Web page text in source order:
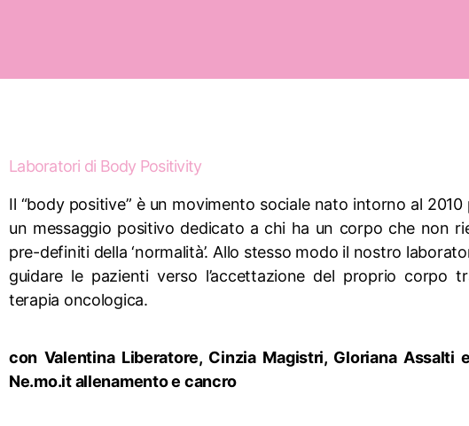
Laboratori di Body Positivity
Il “body positive” è un movimento sociale nato intorno al
un messaggio positivo dedicato a chi ha un corpo che non
pre-definiti della ‘normalità’. Allo stesso modo il nostro
guidare le pazienti verso l’accettazione del proprio corpo
terapia oncologica.
con Valentina Liberatore, Cinzia Magistri, Gloriana Assalti
Ne.mo.it allenamento e cancro